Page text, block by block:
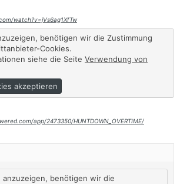
watch?v=jVs6ag1XfTw
benötigen wir die Zustimmung
Cookies.
siehe die Seite Verwendung von
akzeptieren
app/2473350/HUNTDOWN_OVERTIME/
anzuzeigen, benötigen wir die